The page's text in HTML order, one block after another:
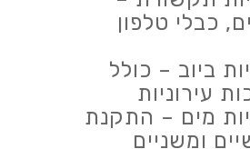
כבלי טלפון
ביוב – כולל
עירוניות
מים – התקנת
ומשניים